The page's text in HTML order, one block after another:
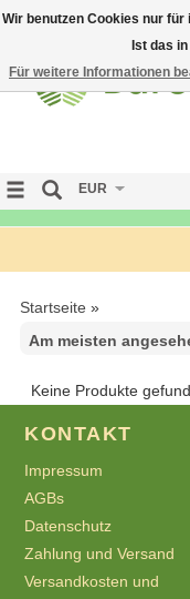
EUR
Startseite »
Keine Produkte
KONTAKT
Impressum
AGBs
Datenschutz
Zahlung und Versand
Versandkosten und
Wir benutzen Cookies nur
Ist das
Für weitere Informationen